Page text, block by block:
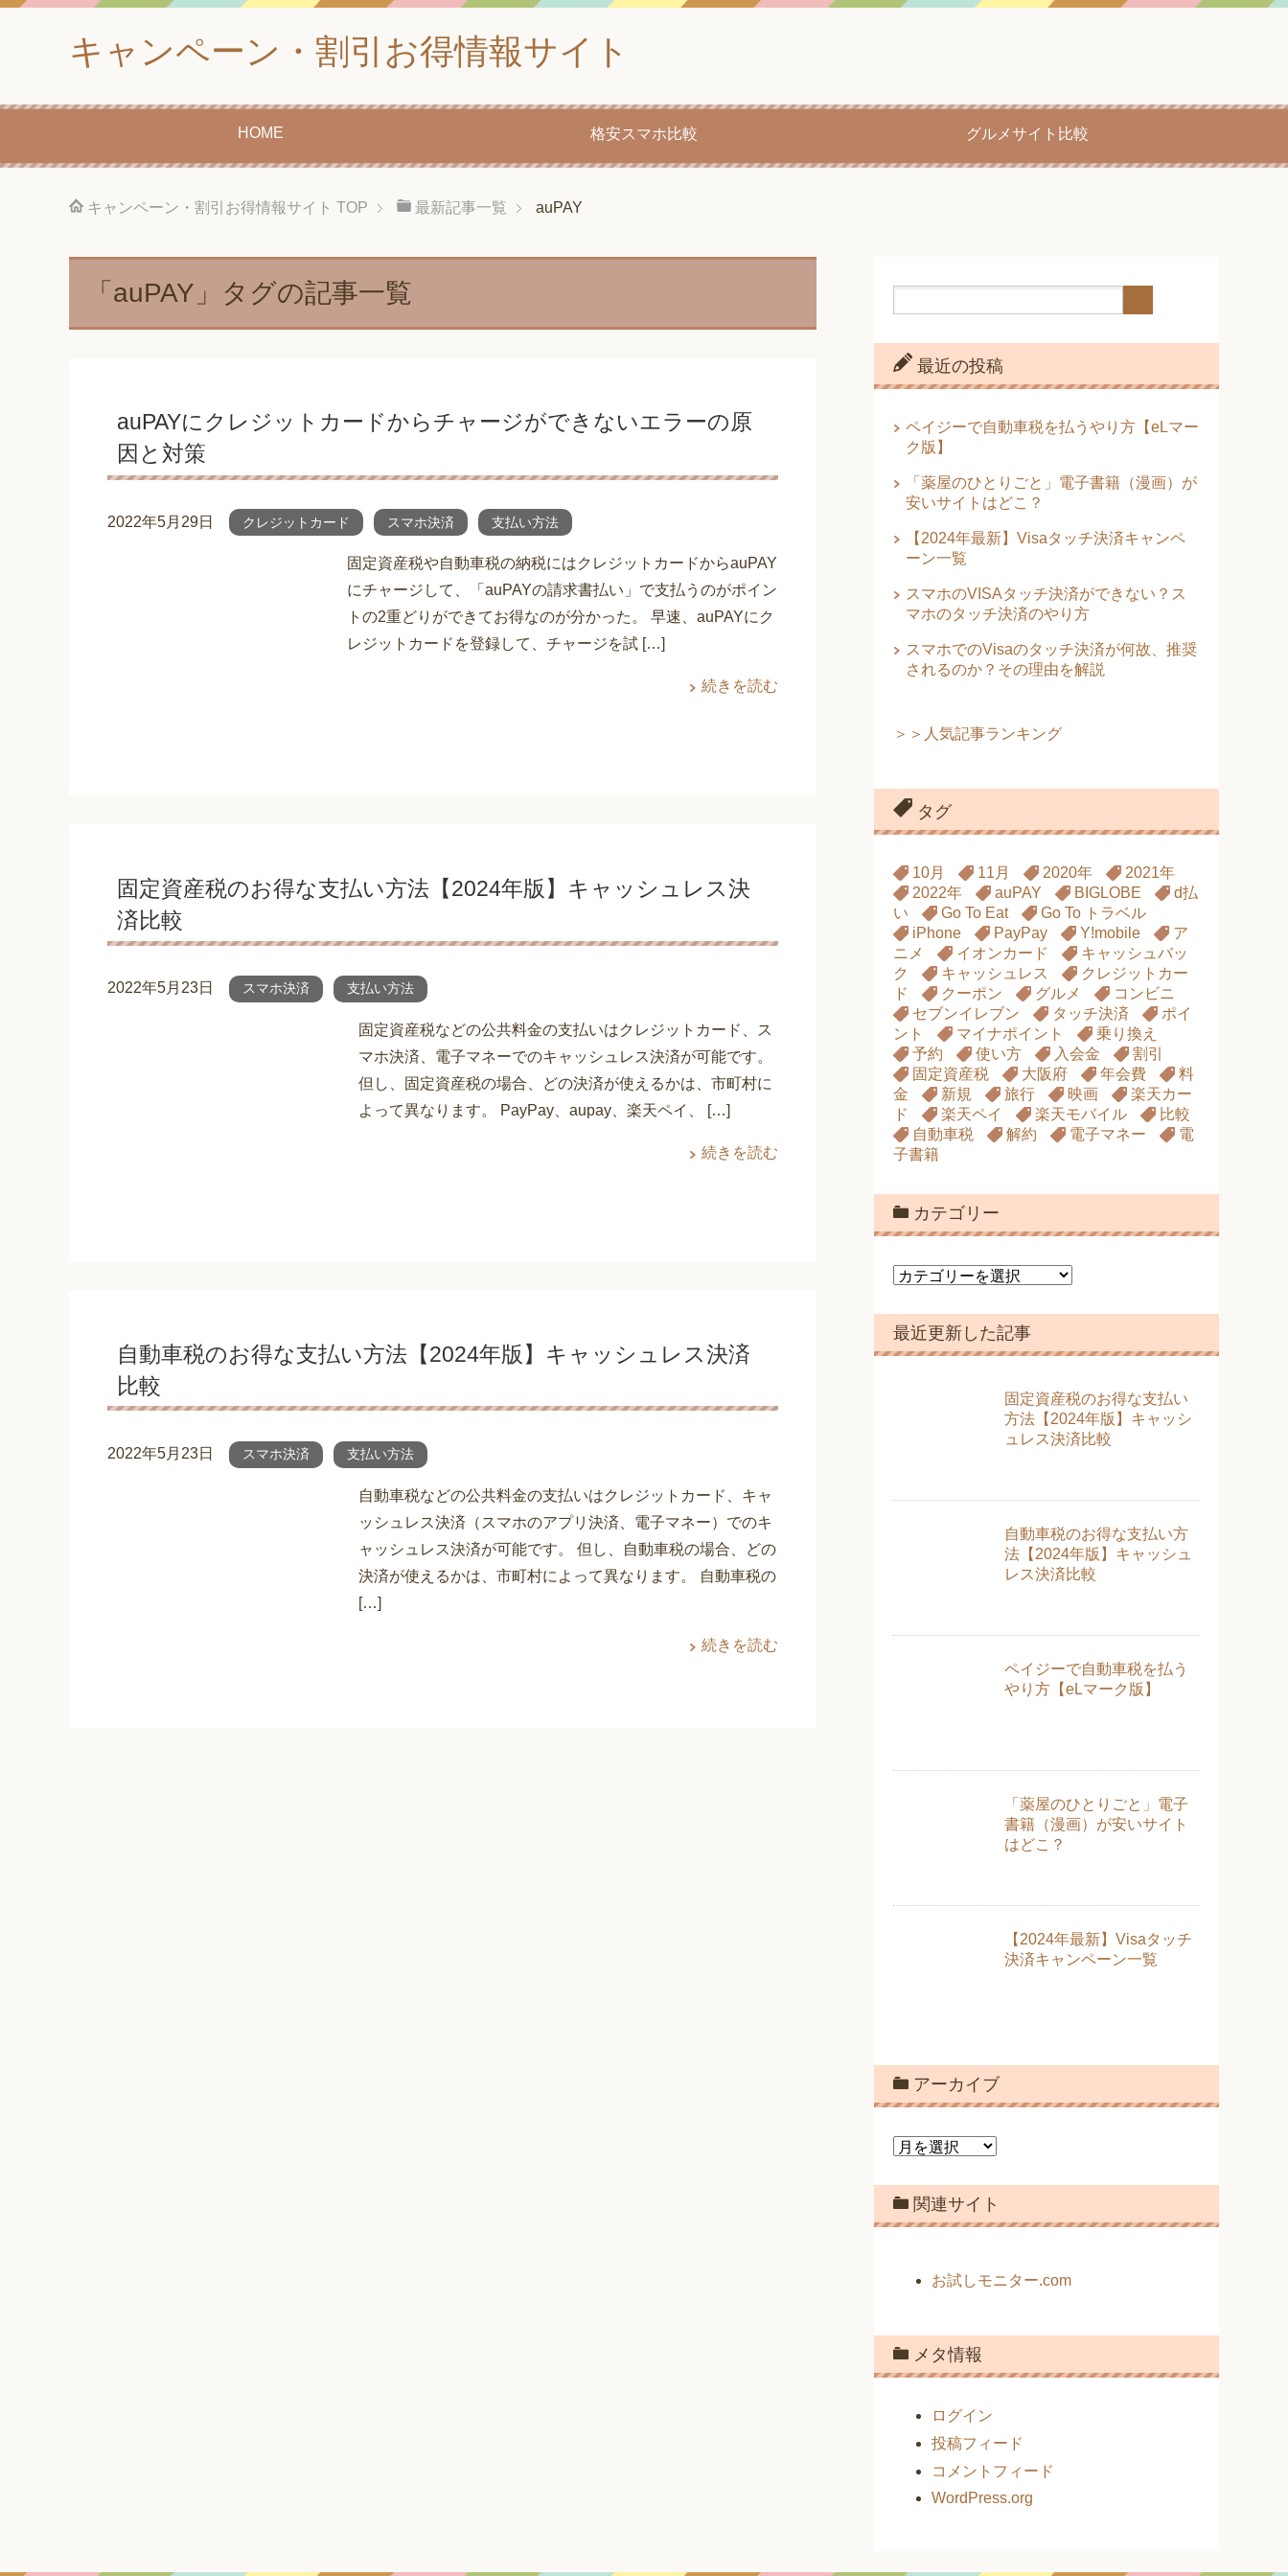
キャンペーン・割引お得情報サイト
HOME 格安スマホ比較 グルメサイト比較
キャンペーン・割引お得情報サイト TOP 最新記事一覧 auPAY
「auPAY」タグの記事一覧
auPAYにクレジットカードからチャージができないエラーの原
因と対策
2022年5月29日 クレジットカード スマホ決済 支払い方法
固定資産税や自動車税の納税にはクレジットカードからauPAY
にチャージして、「auPAYの請求書払い」で支払うのがポイン
トの2重どりができてお得なのが分かった。 早速、auPAYにク
レジットカードを登録して、チャージを試 […]
続きを読む
固定資産税のお得な支払い方法【2024年版】キャッシュレス決
済比較
2022年5月23日 スマホ決済 支払い方法
固定資産税などの公共料金の支払いはクレジットカード、ス
マホ決済、電子マネーでのキャッシュレス決済が可能です。
但し、固定資産税の場合、どの決済が使えるかは、市町村に
よって異なります。 PayPay、aupay、楽天ペイ、 […]
続きを読む
自動車税のお得な支払い方法【2024年版】キャッシュレス決済
比較
2022年5月23日 スマホ決済 支払い方法
自動車税などの公共料金の支払いはクレジットカード、キャ
ッシュレス決済（スマホのアプリ決済、電子マネー）でのキ
ャッシュレス決済が可能です。 但し、自動車税の場合、どの
決済が使えるかは、市町村によって異なります。 自動車税の
[…]
続きを読む
最近の投稿
ペイジーで自動車税を払うやり方【eLマー
ク版】
「薬屋のひとりごと」電子書籍（漫画）が
安いサイトはどこ？
【2024年最新】Visaタッチ決済キャンペ
ーン一覧
スマホのVISAタッチ決済ができない？ス
マホのタッチ決済のやり方
スマホでのVisaのタッチ決済が何故、推奨
されるのか？その理由を解説
＞＞人気記事ランキング
タグ
10月 11月 2020年
2021年
2022年
auPAY BIGLOBE
d払
い
Go To Eat
Go To トラベル
iPhone
PayPay Y!mobile
ア
ニメ
イオンカード
キャッシュバッ
ク
キャッシュレス
クレジットカー
ド
クーポン グルメ
コンビニ
セブンイレブン
タッチ決済
ポイ
ント
マイナポイント
乗り換え
予約
使い方 入会金
割引
固定資産税
大阪府 年会費
料
金
新規 旅行 映画
楽天カー
ド
楽天ペイ 楽天モバイル
比較
自動車税
解約 電子マネー
電
子書籍
カテゴリー
カ
ゴ
リ
ー
最近更新した記事
固定資産税のお得な支払い
方法【2024年版】キャッシ
ュレス決済比較
自動車税のお得な支払い方
法【2024年版】キャッシュ
レス決済比較
ペイジーで自動車税を払う
やり方【eLマーク版】
「薬屋のひとりごと」電子
書籍（漫画）が安いサイト
はどこ？
【2024年最新】Visaタッチ
決済キャンペーン一覧
アーカイブ
ア
カ
イ
ブ
関連サイト
お試しモニター.com
メタ情報
ログイン
投稿フィード
コメントフィード
WordPress.org